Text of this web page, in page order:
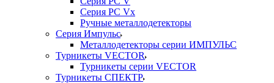
Серия PC Vx
Ручные металлодетекторы
Серия Импульс
Металлодетекторы серии ИМПУЛЬС
Турникеты VECTOR
Турникеты серии VECTOR
Турникеты СПЕКТР